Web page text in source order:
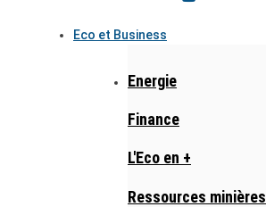
Eco et Business
Energie
Finance
L'Eco en +
Ressources minières